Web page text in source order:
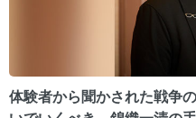
体験者から聞かされた戦争